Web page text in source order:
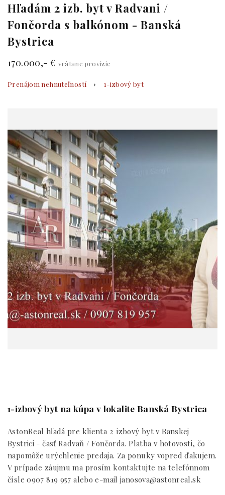
Hľadám 2 izb. byt v Radvani /
Fončorda s balkónom - Banská
Bystrica
170.000,- € vrátane provízie
Prenájom nehnuteľností 1-izbový byt
1-izbový byt na kúpa v lokalite Banská Bystrica
AstonReal hľadá pre klienta 2-izbový byt v Banskej
Bystrici - časť Radvaň / Fončorda. Platba v hotovosti, čo
napomôže urýchlenie predaja. Za ponuky vopred ďakujem.
V prípade záujmu ma prosím kontaktujte na telefónnom
čísle 0907 819 957 alebo e-mail janosova@astonreal.sk